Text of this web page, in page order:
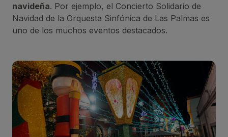
navideña. Por ejemplo, el Concierto Solidario de
Navidad de la Orquesta Sinfónica de Las Palmas es
uno de los muchos eventos destacados.